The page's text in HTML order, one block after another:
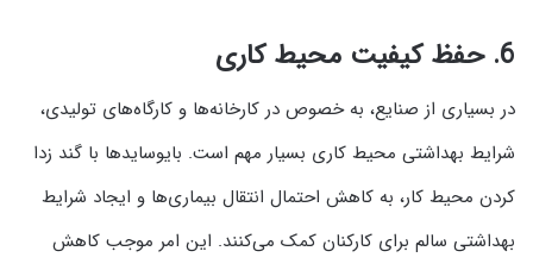
6. حفظ کیفیت محیط کاری
در بسیاری از صنایع، به خصوص در کارخانه‌ها و کارگاه‌های تولیدی،
شرایط بهداشتی محیط کاری بسیار مهم است. بایوسایدها با گند زدا
کردن محیط کار، به کاهش احتمال انتقال بیماری‌ها و ایجاد شرایط
بهداشتی سالم برای کارکنان کمک می‌کنند. این امر موجب کاهش